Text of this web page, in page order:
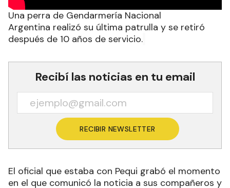
Una perra de Gendarmería Nacional
Argentina realizó su última patrulla y se retiró
después de 10 años de servicio.
Recibí las noticias en tu email
RECIBIR NEWSLETTER
El oficial que estaba con Pequi grabó el momento
en el que comunicó la noticia a sus compañeros y